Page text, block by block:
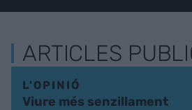
ARTICLES
L'OPINIÓ
Viure més senzillament